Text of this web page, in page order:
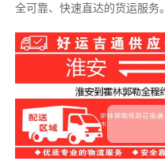
全可靠、快速直达的货运服务。